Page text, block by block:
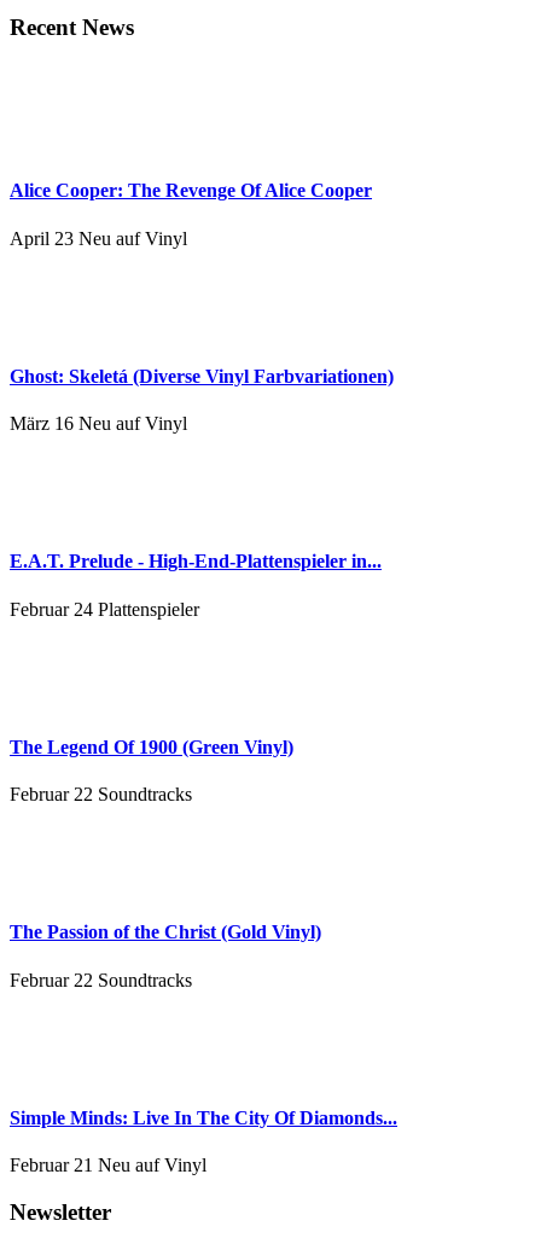
Recent News
Alice Cooper: The Revenge Of Alice Cooper
April 23 Neu auf Vinyl
Ghost: Skeletá (Diverse Vinyl Farbvariationen)
März 16 Neu auf Vinyl
E.A.T. Prelude - High-End-Plattenspieler in...
Februar 24 Plattenspieler
The Legend Of 1900 (Green Vinyl)
Februar 22 Soundtracks
The Passion of the Christ (Gold Vinyl)
Februar 22 Soundtracks
Simple Minds: Live In The City Of Diamonds...
Februar 21 Neu auf Vinyl
Newsletter